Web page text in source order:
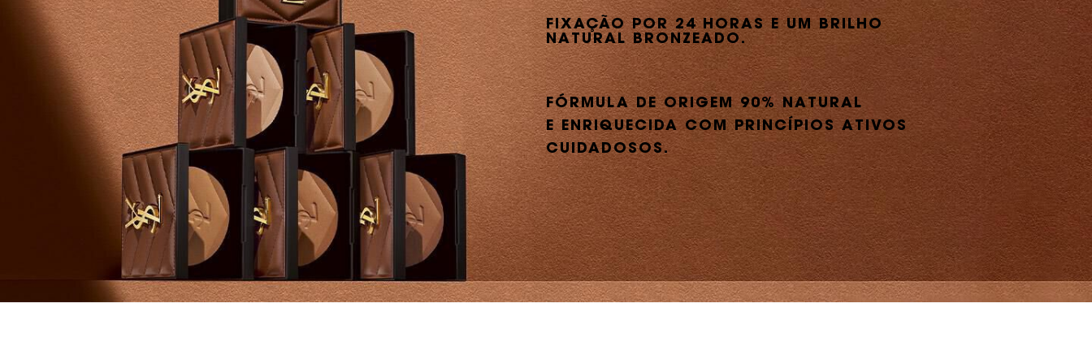
FIXAÇÃO POR 24 HORAS E UM BRILHO
NATURAL BRONZEADO.
FÓRMULA DE ORIGEM 90% NATURAL
E ENRIQUECIDA COM PRINCÍPIOS ATIVOS
CUIDADOSOS.